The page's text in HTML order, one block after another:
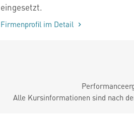
eingesetzt.
Firmenprofil im Detail
Alle Kursinformationen sind nach